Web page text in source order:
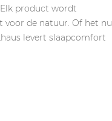
product wordt
de natuur. Of het nu
levert slaapcomfort